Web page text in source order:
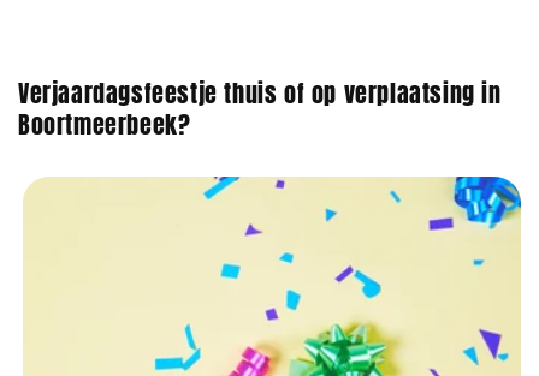
Verjaardagsfeestje thuis of op verplaatsing in
Boortmeerbeek?